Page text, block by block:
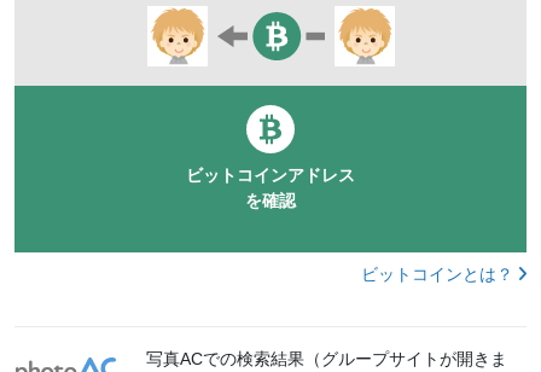
ビットコインアドレス
を確認
ビットコインとは？
写真ACでの検索結果（グループサイトが開きま